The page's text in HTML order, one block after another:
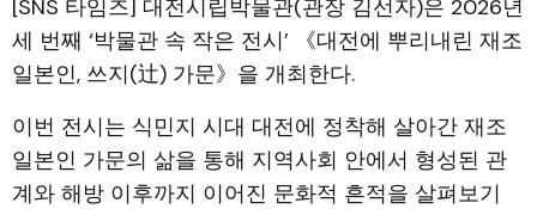
[SNS 타임즈] 대전시립박물관(관장 김선자)은 2026년
세 번째 ‘박물관 속 작은 전시’ 《대전에 뿌리내린 재조
일본인, 쓰지(辻) 가문》을 개최한다.
이번 전시는 식민지 시대 대전에 정착해 살아간 재조
일본인 가문의 삶을 통해 지역사회 안에서 형성된 관
계와 해방 이후까지 이어진 문화적 흔적을 살펴보기